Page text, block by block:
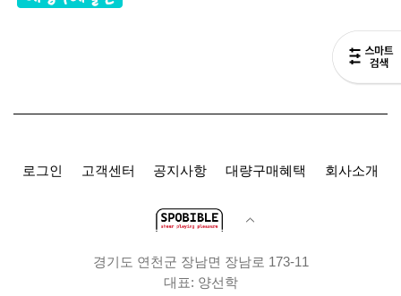
로그인 고객센터 공지사항 대량구매혜택 회사소개
경기도 연천군 장남면 장남로 173-11
대표: 양선학